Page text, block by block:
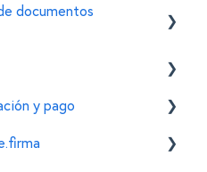
documentos
documentos
encriptados
y cuentas
de firma
y pago